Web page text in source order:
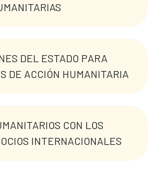
DEL ESTADO PARA
DE ACCIÓN HUMANITARIA
CON LOS
INTERNACIONALES